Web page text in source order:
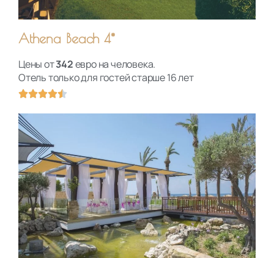
Athena Beach 4*
Цены от342евро на человека.
Отель только для гостей старше 16 лет

к
а
4
.
5
и
з